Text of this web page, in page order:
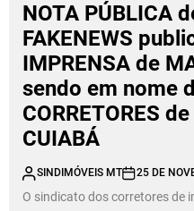
NOTA PÚBLICA
FAKENEWS
IMPRENSA de
sendo em nome
CORRETORES
CUIABÁ
SINDIMÓVEIS MT 25 DE
O sindicato dos corretores de